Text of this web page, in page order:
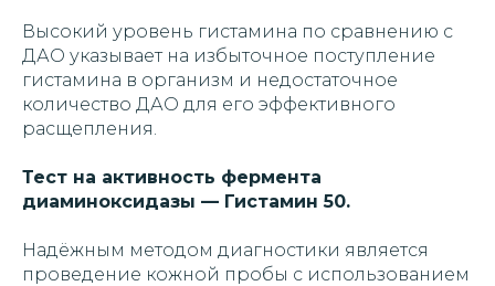
Высокий уровень гистамина по сравнению с
ДАО указывает на избыточное поступление
гистамина в организм и недостаточное
количество ДАО для его эффективного
расщепления.
Тест на активность фермента
диаминоксидазы — Гистамин 50.
Надёжным методом диагностики является
проведение кожной пробы с использованием